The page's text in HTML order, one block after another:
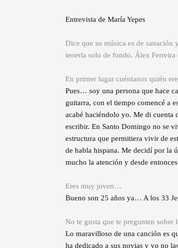
Entrevista de María Yepes
Dice que su música es de sanación
tenerla solo de fondo. Álex
En primer lugar cuéntanos quién
Pues… soy una persona que hace
guitarra, con el tiempo comencé a
acabé haciéndolo yo. Me di cuenta
escribir. En Santo Domingo no se
estructura que permitiera vivir de
de habla hispana. Me decidí por la
mucho la atención y desde
Eres muy joven…
Bueno son 25 años ya… A los 33
No te gusta que te pregunten
Lo maravilloso de una canción es
ha dedicado a sus novias y yo no